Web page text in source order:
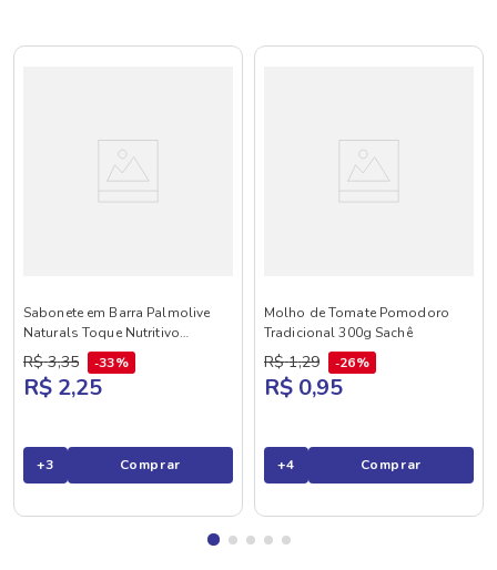
Sabonete em Barra Palmolive
Naturals Toque Nutritivo
Framboesa e Amora 85g
R$ 3,35 33%
R$ 2,25
+3 Comprar
Molho de Tomate Pomodoro
Tradicional 300g Sachê
R$ 1,29 26%
R$ 0,95
+4 Comprar